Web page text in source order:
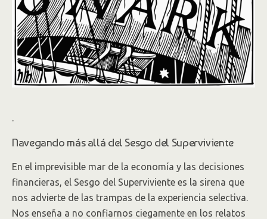
.
Navegando más allá del Sesgo del Superviviente
En el imprevisible mar de la economía y las decisiones
financieras, el Sesgo del Superviviente es la sirena que
nos advierte de las trampas de la experiencia selectiva.
Nos enseña a no confiarnos ciegamente en los relatos